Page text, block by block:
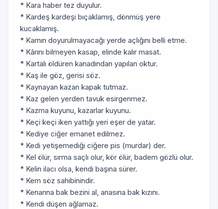
* Kara haber tez duyulur.
* Kardeş kardeşi bıçaklamış, dönmüş yere
kucaklamış.
* Karnın doyurulmayacağı yerde açlığını belli etme.
* Kârını bilmeyen kasap, elinde kalır masat.
* Kartalı öldüren kanadından yapılan oktur.
* Kaş ile göz, gerisi söz.
* Kaynayan kazan kapak tutmaz.
* Kaz gelen yerden tavuk esirgenmez.
* Kazma kuyunu, kazarlar kuyunu.
* Keçi keçi iken yattığı yeri eşer de yatar.
* Kediye ciğer emanet edilmez.
* Kedi yetişemediği ciğere pis (murdar) der.
* Kel ölür, sırma saçlı olur, kör ölür, badem gözlü olur.
* Kelin ilacı olsa, kendi başına sürer.
* Kem söz sahibinindir.
* Kenarına bak bezini al, anasına bak kızını.
* Kendi düşen ağlamaz.